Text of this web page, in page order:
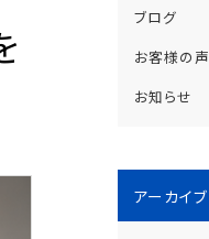
ブログ
お客様の声
お知らせ
アーカイブ